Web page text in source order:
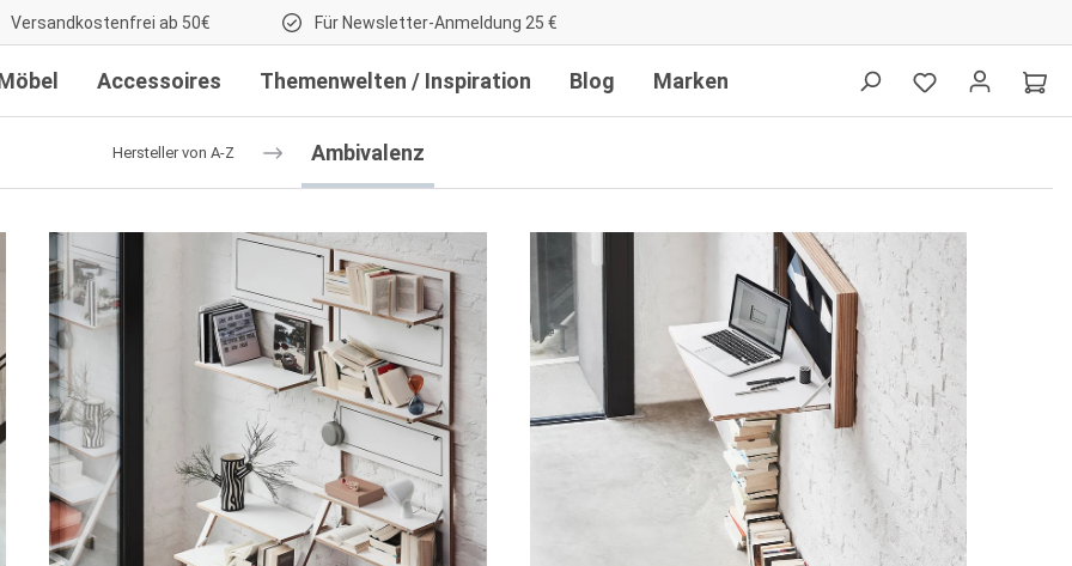
Versandkostenfrei ab 50€ Für Newsletter-Anmeldung 25 €
Accessoires Themenwelten / Inspiration Blog Marken
Hersteller von A-Z Ambivalenz